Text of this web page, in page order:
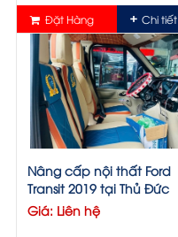
Đặt Hàng Chi tiết
Nâng cấp nội thất Ford
Transit 2019 tại Thủ Đức
Giá: Liên hệ